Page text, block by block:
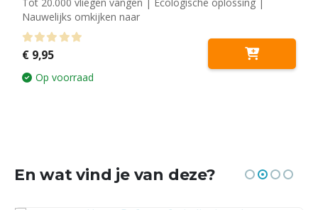
Nauwelijks omkijken naar
0 out of 5
€9,95
Op voorraad
En wat vind je van deze?